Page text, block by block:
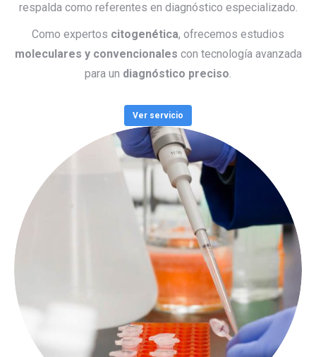
respalda como referentes en diagnóstico especializado.
Como expertos citogenética, ofrecemos estudios
moleculares y convencionales con tecnología avanzada
para un diagnóstico preciso.
Ver servicio